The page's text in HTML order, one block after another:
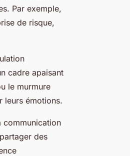
Par exemple,
de risque,
cadre apaisant
le murmure
leurs émotions.
communication
des